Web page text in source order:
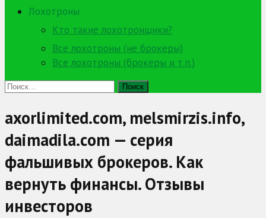
Лохотроны
Кто такие лохотронщики?
Все лохотроны (не брокеры)
Все лохотроны (брокеры и т.п.)
Найти:
axorlimited.com, melsmirzis.info,
daimadila.com — серия
фальшивых брокеров. Как
вернуть финансы. Отзывы
инвесторов